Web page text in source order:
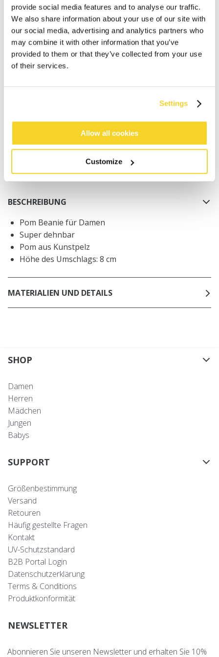
provide social media features and to analyse our traffic.
We also share information about your use of our site with
our social media, advertising and analytics partners who
may combine it with other information that you’ve
provided to them or that they’ve collected from your use
of their services.
Settings
Allow all cookies
Customize
IN DEN WARENKORB
Bestellungen, die vor 12 Uhr MEZ (Montag bis
Tag versandt
Kostenlose Lieferung für Bestellungen über 50€
innerhalb Deutschland
30 Tage Rückgaberecht
BESCHREIBUNG
Pom Beanie für Damen
Super dehnbar
Pom aus Kunstpelz
Höhe des Umschlags: 8 cm
MATERIALIEN UND DETAILS
SHOP
Damen
Herren
Mädchen
Jungen
Babys
SUPPORT
Größenbestimmung
Versand
Retouren
Häufig gestellte Fragen
Kontakt
UV-Schutzstandard
B2B Portal Login
Datenschutzerklärung
Terms & Conditions
Produktkonformität
NEWSLETTER
Abonnieren Sie unseren Newsletter und erhalten Sie 10%